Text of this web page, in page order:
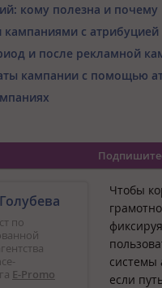
кому полезна и почему
с
и после рекламной
кампании с помощью
по
E-Promo
Чтобы
системы
если